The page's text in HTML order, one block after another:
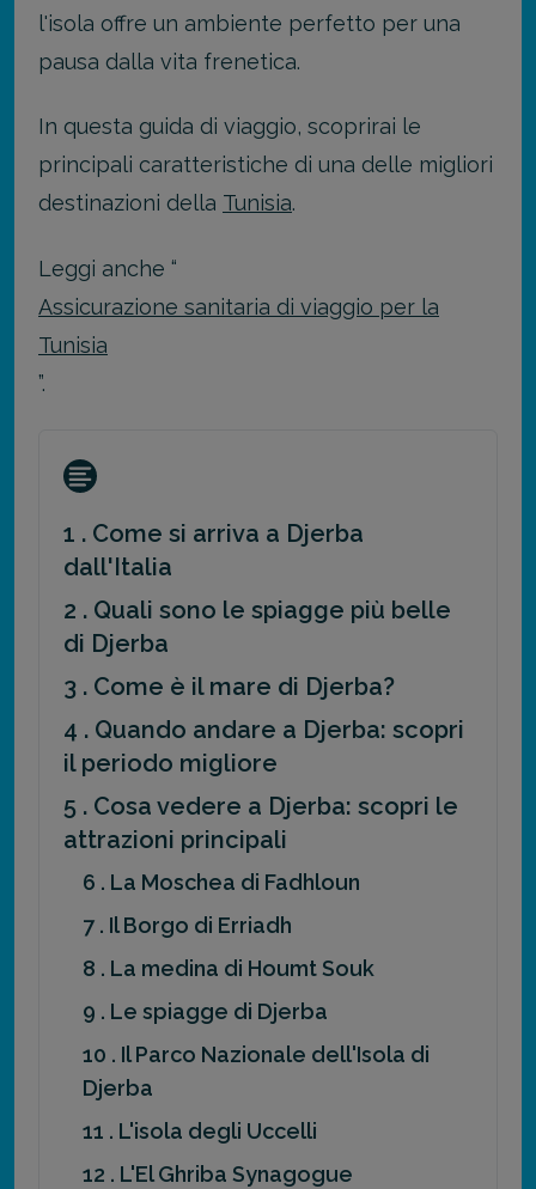
l'isola offre un ambiente perfetto per una
pausa dalla vita frenetica.
In questa guida di viaggio, scoprirai le
principali caratteristiche di una delle migliori
destinazioni della Tunisia.
Leggi anche “
Assicurazione sanitaria di viaggio per la
Tunisia
”.
1 . Come si arriva a Djerba
dall'Italia
2 . Quali sono le spiagge più belle
di Djerba
3 . Come è il mare di Djerba?
4 . Quando andare a Djerba: scopri
il periodo migliore
5 . Cosa vedere a Djerba: scopri le
attrazioni principali
6 . La Moschea di Fadhloun
7 . Il Borgo di Erriadh
8 . La medina di Houmt Souk
9 . Le spiagge di Djerba
10 . Il Parco Nazionale dell'Isola di
Djerba
11 . L'isola degli Uccelli
12 . L'El Ghriba Synagogue